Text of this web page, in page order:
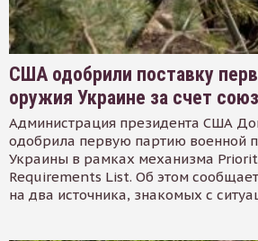
США одобрили поставку
оружия Украине за счет
Администрация президента США
одобрила первую партию военной
Украины в рамках механизма
Requirements List. Об этом
на два источника, знакомых с